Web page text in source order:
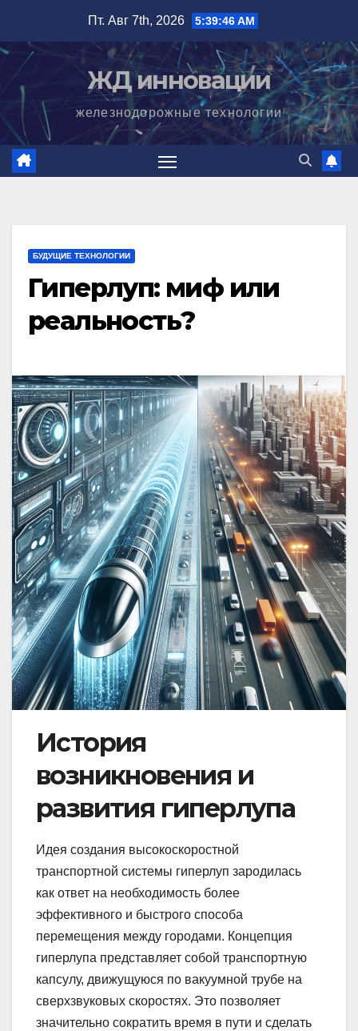
содержимому
Пт. Авг 7th, 2026 5:39:47 AM
ЖД инновации
железнодорожные технологии
БУДУЩИЕ ТЕХНОЛОГИИ
Гиперлуп: миф или
реальность?
История
возникновения и
развития гиперлупа
Идея создания высокоскоростной
транспортной системы гиперлуп зародилась
как ответ на необходимость более
эффективного и быстрого способа
перемещения между городами. Концепция
гиперлупа представляет собой транспортную
капсулу, движущуюся по вакуумной трубе на
сверхзвуковых скоростях. Это позволяет
значительно сократить время в пути и сделать